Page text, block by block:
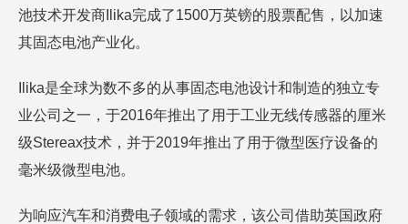
池技术开发商Ilika完成了1500万英镑的股票配售，以加速
其固态电池产业化。
Ilika是全球为数不多的从事固态电池设计和制造的独立专
业公司之一，于2016年推出了用于工业无线传感器的厘米
级Stereax技术，并于2019年推出了用于微型医疗设备的
毫米级微型电池。
为响应汽车和消费电子领域的需求，该公司借助英国政府